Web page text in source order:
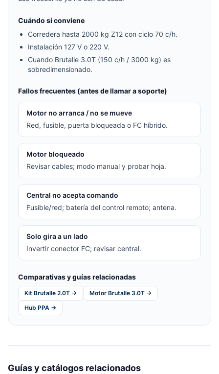
Cuándo sí conviene
Corredera hasta 2000 kg Z12 con ciclo 70 c/h.
Instalación 127 V o 220 V.
Cuando Brutalle 3.0T (150 c/h / 3000 kg) es
sobredimensionado.
Fallos frecuentes (antes de llamar a soporte)
Motor no arranca / no se mueve
Red, fusible, puerta bloqueada o FC híbrido.
Motor bloqueado
Revisar cables; modo manual y probar hoja.
Central no acepta comando
Fusible/red; batería del control remoto; antena.
Solo gira a un lado
Invertir conector FC; revisar central.
Comparativas y guías relacionadas
Kit Brutalle 2.0T →
Motor Brutalle 3.0T →
Hub PPA →
Guías y catálogos relacionados